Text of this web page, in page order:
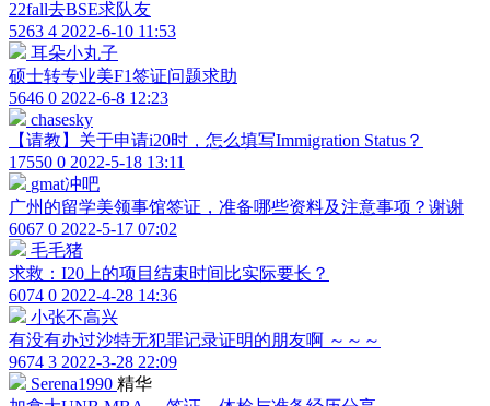
22fall去BSE求队友
5263 4 2022-6-10 11:53
耳朵小丸子
硕士转专业美F1签证问题求助
5646 0 2022-6-8 12:23
chasesky
【请教】关于申请i20时，怎么填写Immigration Status？
17550 0 2022-5-18 13:11
gmat冲吧
广州的留学美领事馆签证，准备哪些资料及注意事项？谢谢
6067 0 2022-5-17 07:02
毛毛猪
求救：I20上的项目结束时间比实际要长？
6074 0 2022-4-28 14:36
小张不高兴
有没有办过沙特无犯罪记录证明的朋友啊 ～～～
9674 3 2022-3-28 22:09
Serena1990 精华